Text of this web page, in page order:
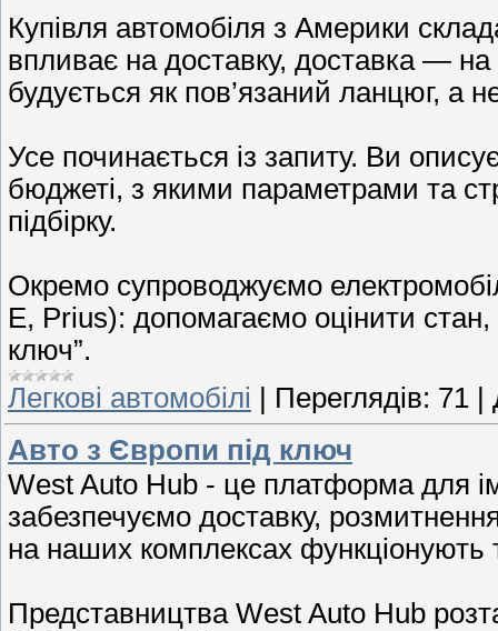
Купівля автомобіля з Америки
впливає на доставку, доставка —
будується як пов’язаний ланцюг, а
Усе починається із запиту. Ви
бюджеті, з якими параметрами та
підбірку.
Окремо супроводжуємо
E, Prius): допомагаємо оцінити
ключ”.
Легкові автомобілі | Переглядів: 71 |
Авто з Європи під ключ
West Auto Hub - це платформа для
забезпечуємо доставку,
на наших комплексах функціонують
Представництва West Auto Hub